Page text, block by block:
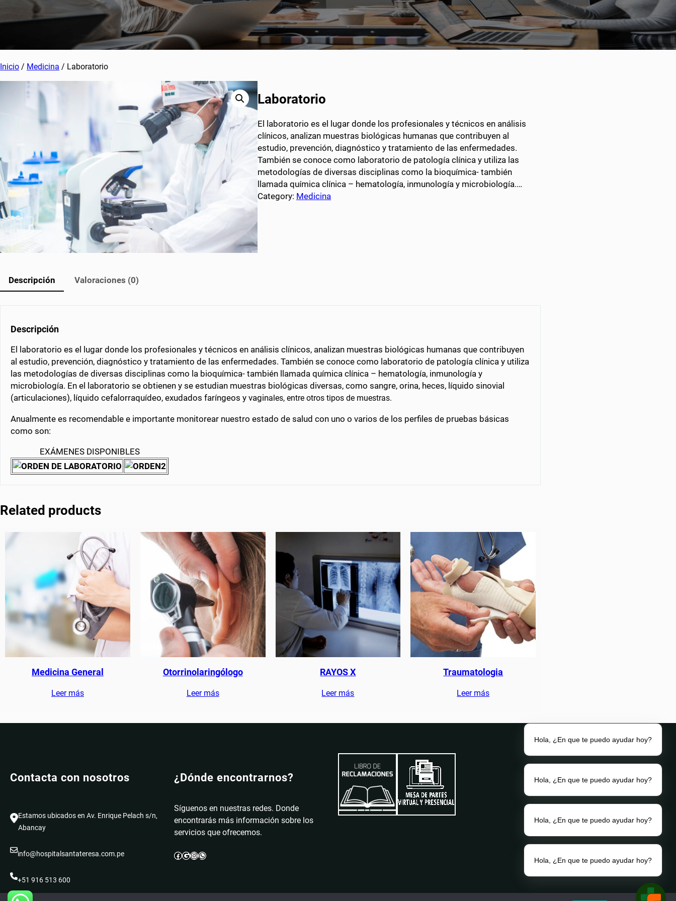
Inicio / Medicina / Laboratorio
Laboratorio
El laboratorio es el lugar donde los profesionales y técnicos en análisis
clínicos, analizan muestras biológicas humanas que contribuyen al
estudio, prevención, diagnóstico y tratamiento de las enfermedades.
También se conoce como laboratorio de patología clínica y utiliza las
metodologías de diversas disciplinas como la bioquímica- también
llamada química clínica – hematología, inmunología y microbiología.…
Category: Medicina
Descripción Valoraciones (0)
Descripción
El laboratorio es el lugar donde los profesionales y técnicos en análisis clínicos, analizan muestras biológicas humanas que contribuyen
al estudio, prevención, diagnóstico y tratamiento de las enfermedades. También se conoce como laboratorio de patología clínica y utiliza
las metodologías de diversas disciplinas como la bioquímica- también llamada química clínica – hematología, inmunología y
microbiología. En el laboratorio se obtienen y se estudian muestras biológicas diversas, como sangre, orina, heces, líquido sinovial
(articulaciones), líquido cefalorraquídeo, exudados faríngeos y vaginales, entre otros tipos de muestras.
Anualmente es recomendable e importante monitorear nuestro estado de salud con uno o varios de los perfiles de pruebas básicas
como son:
EXÁMENES DISPONIBLES
Related products
Medicina General
Leer más
Otorrinolaringólogo
Leer más
RAYOS X
Leer más
Traumatologia
Leer más
Contacta con nosotros
Estamos ubicados en Av. Enrique Pelach s/n,
Abancay
info@hospitalsantateresa.com.pe
+51 916 513 600
¿Dónde encontrarnos?
Síguenos en nuestras redes. Donde
encontrarás más información sobre los
servicios que ofrecemos.
Facebook Google InstagramWhatsApp
Hola, ¿En que te puedo ayudar hoy?
Hola, ¿En que te puedo ayudar hoy?
Hola, ¿En que te puedo ayudar hoy?
Hola, ¿En que te puedo ayudar hoy?